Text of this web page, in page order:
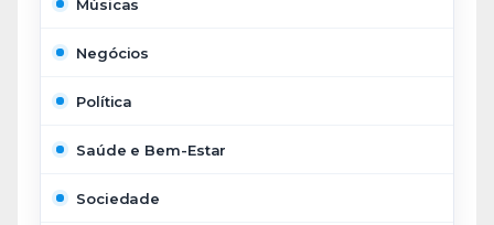
Músicas
Negócios
Política
Saúde e Bem-Estar
Sociedade